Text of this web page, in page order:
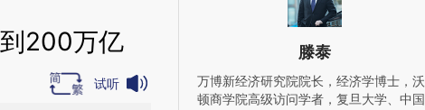
200万亿
试听
滕泰
万博新经济研究院院长，经济学博士，沃
顿商学院高级访问学者，复旦大学、中国